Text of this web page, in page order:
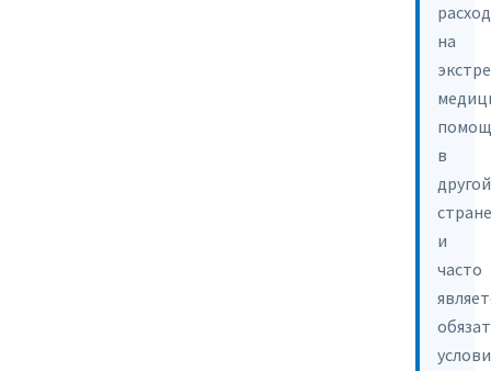
на
в
другой
стране
и
часто